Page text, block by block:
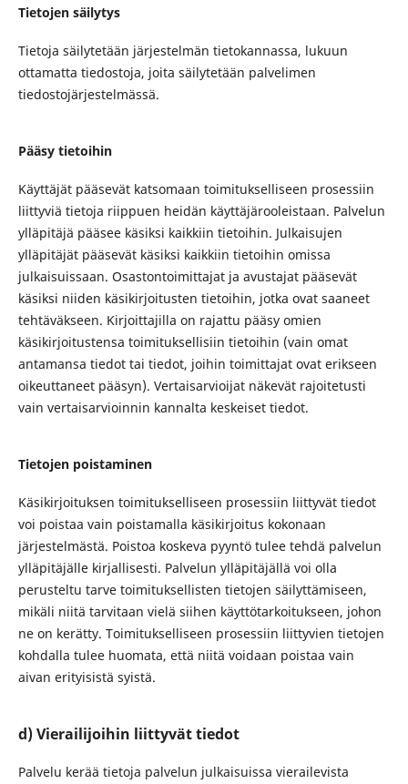
Tietojen säilytys
Tietoja säilytetään järjestelmän tietokannassa, lukuun
ottamatta tiedostoja, joita säilytetään palvelimen
tiedostojärjestelmässä.
Pääsy tietoihin
Käyttäjät pääsevät katsomaan toimitukselliseen prosessiin
liittyviä tietoja riippuen heidän käyttäjärooleistaan. Palvelun
ylläpitäjä pääsee käsiksi kaikkiin tietoihin. Julkaisujen
ylläpitäjät pääsevät käsiksi kaikkiin tietoihin omissa
julkaisuissaan. Osastontoimittajat ja avustajat pääsevät
käsiksi niiden käsikirjoitusten tietoihin, jotka ovat saaneet
tehtäväkseen. Kirjoittajilla on rajattu pääsy omien
käsikirjoitustensa toimituksellisiin tietoihin (vain omat
antamansa tiedot tai tiedot, joihin toimittajat ovat erikseen
oikeuttaneet pääsyn). Vertaisarvioijat näkevät rajoitetusti
vain vertaisarvioinnin kannalta keskeiset tiedot.
Tietojen poistaminen
Käsikirjoituksen toimitukselliseen prosessiin liittyvät tiedot
voi poistaa vain poistamalla käsikirjoitus kokonaan
järjestelmästä. Poistoa koskeva pyyntö tulee tehdä palvelun
ylläpitäjälle kirjallisesti. Palvelun ylläpitäjällä voi olla
perusteltu tarve toimituksellisten tietojen säilyttämiseen,
mikäli niitä tarvitaan vielä siihen käyttötarkoitukseen, johon
ne on kerätty. Toimitukselliseen prosessiin liittyvien tietojen
kohdalla tulee huomata, että niitä voidaan poistaa vain
aivan erityisistä syistä.
d) Vierailijoihin liittyvät tiedot
Palvelu kerää tietoja palvelun julkaisuissa vierailevista